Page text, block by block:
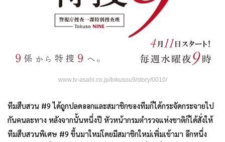
www.tv-asahi.co.jp/tokusou9/story/0010/
ทีมสืบสวน #9 ได้ถูกปลดออกและสมาชิกของทีมก็ได้กระจัดกระจายไป
กันคนละทาง หลังจากนั้นหนึ่งปี หัวหน้ากรมตำรวจแห่งชาติก็ได้สั่งให้
ทีมสืบสวนพิเศษ #9 ขึ้นมาใหม่โดยมีสมาชิกใหม่เพิ่มเข้ามา อีกหนึ่ง